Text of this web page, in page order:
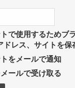
で使用するためブ
レス、サイトを保
をメールで通知
ールで受け取る